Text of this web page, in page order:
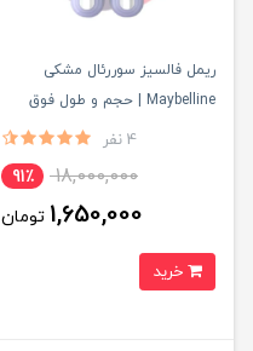
ریمل فالسیز سوررئال مشکی
Maybelline | حجم و طول فوق
العاده مژه با برس هلیکس
4 نفر
18,000,000 91٪
1,650,000 تومان